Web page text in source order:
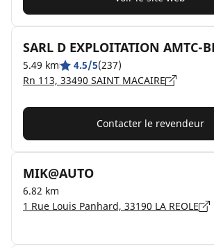
SARL D EXPLOITATION AMTC-
5.49 km 4.5/5(237)
Rn 113, 33490 SAINT MACAIRE
Contacter le revendeur
MIK@AUTO
6.82 km
1 Rue Louis Panhard, 33190 LA REOLE